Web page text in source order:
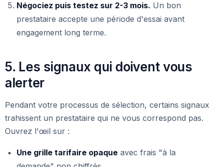
Négociez puis testez sur 2-3 mois. Un bon
prestataire accepte une période d'essai avant
engagement long terme.
5. Les signaux qui doivent vous
alerter
Pendant votre processus de sélection, certains signaux
trahissent un prestataire qui ne vous correspond pas.
Ouvrez l'œil sur :
Une grille tarifaire opaque avec frais "à la